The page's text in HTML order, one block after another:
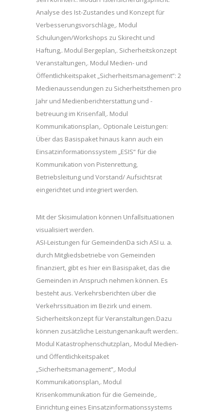
Analyse des Ist-Zustandes und Konzept für
Verbesserungsvorschläge,. Modul
Schulungen/Workshops zu Skirecht und
Haftung,. Modul Bergeplan,. Sicherheitskonzept
Veranstaltungen,. Modul Medien- und
Öffentlichkeitspaket „Sicherheitsmanagement“: 2
Medienaussendungen zu Sicherheitsthemen pro
Jahr und Medienberichterstattung und -
betreuung im Krisenfall,. Modul
Kommunikationsplan,. Optionale Leistungen:
Über das Basispaket hinaus kann auch ein
Einsatzinformationssystem „ESIS“ für die
Kommunikation von Pistenrettung,
Betriebsleitung und Vorstand/ Aufsichtsrat
eingerichtet und integriert werden.
Mit der Skisimulation können Unfallsituationen
visualisiert werden.
ASI-Leistungen für GemeindenDa sich ASI u. a.
durch Mitgliedsbetriebe von Gemeinden
finanziert, gibt es hier ein Basispaket, das die
Gemeinden in Anspruch nehmen können. Es
besteht aus. Verkehrsberichten über die
Verkehrssituation im Bezirk und einem.
Sicherheitskonzept für Veranstaltungen.Dazu
können zusätzliche Leistungenankauft werden:.
Modul Katastrophenschutzplan,. Modul Medien-
und Öffentlichkeitspaket
„Sicherheitsmanagement“,. Modul
Kommunikationsplan,. Modul
Krisenkommunikation für die Gemeinde,.
Einrichtung eines Einsatzinformationssystems